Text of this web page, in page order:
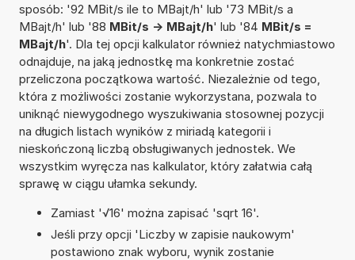
sposób: '92 MBit/s ile to MBajt/h' lub '73 MBit/s a
MBajt/h' lub '88 MBit/s -> MBajt/h' lub '84 MBit/s =
MBajt/h'. Dla tej opcji kalkulator również natychmiastowo
odnajduje, na jaką jednostkę ma konkretnie zostać
przeliczona początkowa wartość. Niezależnie od tego,
która z możliwości zostanie wykorzystana, pozwala to
uniknąć niewygodnego wyszukiwania stosownej pozycji
na długich listach wyników z miriadą kategorii i
nieskończoną liczbą obsługiwanych jednostek. We
wszystkim wyręcza nas kalkulator, który załatwia całą
sprawę w ciągu ułamka sekundy.
Zamiast '√16' można zapisać 'sqrt 16'.
Jeśli przy opcji 'Liczby w zapisie naukowym'
postawiono znak wyboru, wynik zostanie